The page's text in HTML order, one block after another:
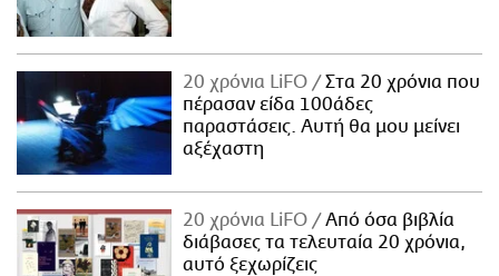
20 χρόνια LiFO
Στα 20 χρόνια που
πέρασαν είδα 100άδες
παραστάσεις. Αυτή θα μου μείνει
αξέχαστη
20 χρόνια LiFO
Από όσα βιβλία
διάβασες τα τελευταία 20 χρόνια,
αυτό ξεχωρίζεις